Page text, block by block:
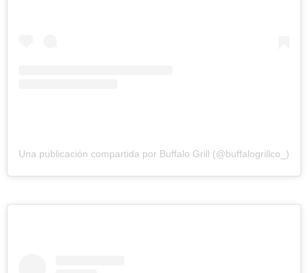
Una publicación compartida por Buffalo Grill (@buffalogrillco_)